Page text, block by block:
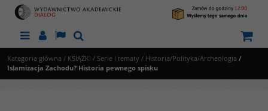
MenuPanelLangSzukaj
Kategoria główna / KSIĄŻKI / Serie i tematy / Historia/Polityka/Archeologia /
Islamizacja Zachodu? Historia pewnego spisku